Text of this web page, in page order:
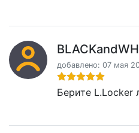
добавлено: 07 мая
Берите L.Locker